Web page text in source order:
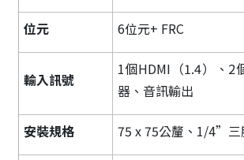
位元 6位元+ FRC
輸入訊號
1個HDMI（1.4）、2
器、音訊輸出
安裝規格 75 x 75公釐、1/4”三